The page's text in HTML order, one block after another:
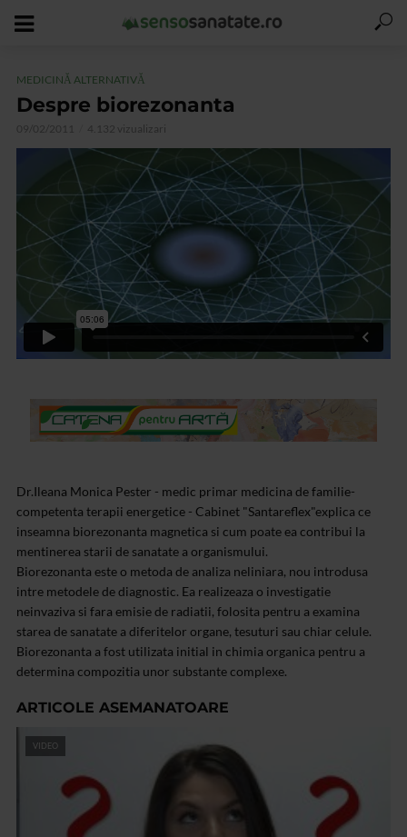
MEDICINĂ ALTERNATIVĂ
Despre biorezonanta
09/02/2011 4.132 vizualizari
Dr.Ileana Monica Pester - medic primar medicina de familie-
competenta terapii energetice - Cabinet "Santareflex"explica ce
inseamna biorezonanta magnetica si cum poate ea contribui la
mentinerea starii de sanatate a organismului.
Biorezonanta este o metoda de analiza neliniara, nou introdusa
intre metodele de diagnostic. Ea realizeaza o investigatie
neinvaziva si fara emisie de radiatii, folosita pentru a examina
starea de sanatate a diferitelor organe, tesuturi sau chiar celule.
Biorezonanta a fost utilizata initial in chimia organica pentru a
determina compozitia unor substante complexe.
ARTICOLE ASEMANATOARE
VIDEO